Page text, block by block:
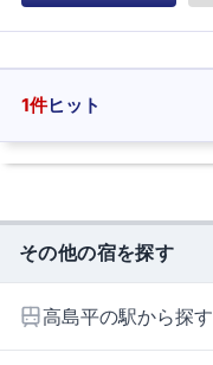
1件ヒット
その他の宿を探す
高島平の駅から探す